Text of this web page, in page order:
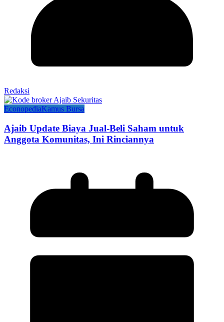
Redaksi
EconopediaKamus Bursa
Ajaib Update Biaya Jual-Beli Saham untuk
Anggota Komunitas, Ini Rinciannya